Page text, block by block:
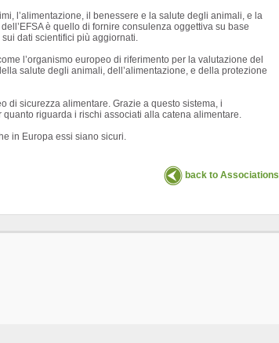
l’alimentazione, il benessere e la salute degli animali, e la
è quello di fornire consulenza oggettiva su base
dati scientifici più aggiornati.
l’organismo europeo di riferimento per la valutazione del
salute degli animali, dell’alimentazione, e della protezione
di sicurezza alimentare. Grazie a questo sistema, i
riguarda i rischi associati alla catena alimentare.
in Europa essi siano sicuri.
back to Associations